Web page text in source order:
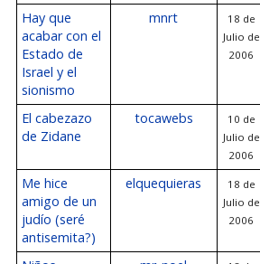
Hay que
acabar con el
Estado de
Israel y el
sionismo
mnrt
18 de
Julio de
2006
El cabezazo
de Zidane
tocawebs
10 de
Julio de
2006
Me hice
amigo de un
judío (seré
antisemita?)
elquequieras
18 de
Julio de
2006